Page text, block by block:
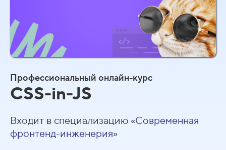
Профессиональный онлайн-курс
CSS-in-JS
Входит в специализацию «Современная
фронтенд-инженерия»